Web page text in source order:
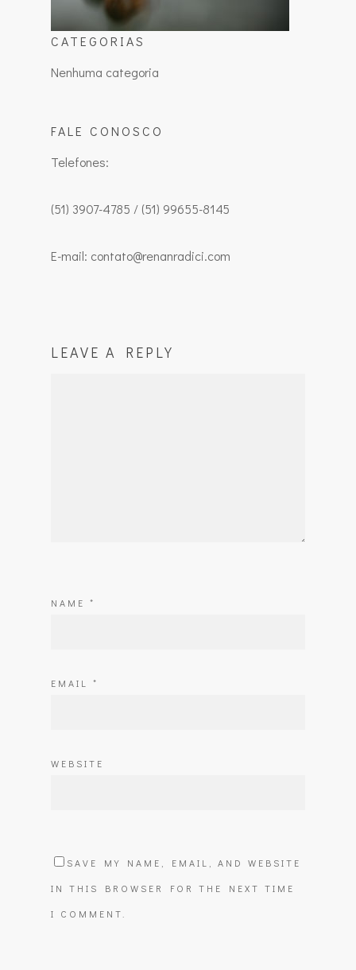
CATEGORIAS
Nenhuma categoria
FALE CONOSCO
Telefones:
(51) 3907-4785 / (51) 99655-8145
E-mail: contato@renanradici.com
LEAVE A REPLY
NAME *
EMAIL *
WEBSITE
SAVE MY NAME, EMAIL, AND WEBSITE
IN THIS BROWSER FOR THE NEXT TIME
I COMMENT.